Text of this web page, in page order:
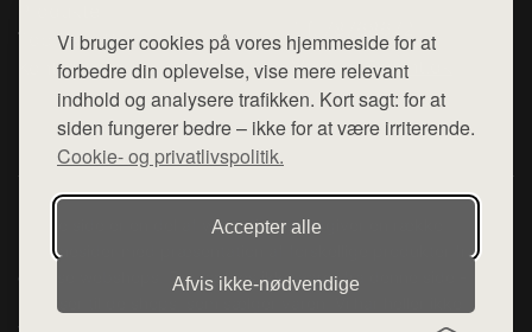
Vi bruger cookies på vores hjemmeside for at
forbedre din oplevelse, vise mere relevant
indhold og analysere trafikken. Kort sagt: for at
siden fungerer bedre – ikke for at være irriterende.
Cookie- og privatlivspolitik.
Accepter alle
Afvis ikke‑nødvendige
Top Rabatter
Kontakt
Mail: hej@want.dk
Cookie- og privatlivspolitik
Denne side er en del af want.dk, der udgiver en række
hjemmesider med præsentation af forskellige produkter fra
diverse webshops. Der sælges ikke varer fra denne side - vi